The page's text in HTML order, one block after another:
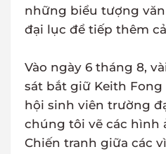
những biểu tượng
đại lục để tiếp thêm
Vào ngày 6 tháng 8,
sát bắt giữ Keith
hội sinh viên trường
chúng tôi vẽ các hình
Chiến tranh giữa các